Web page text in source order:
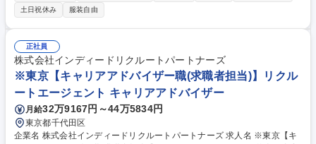
に担当いただきます。※担当領域は事前に相談の上決定 【RA】同じ領域
を担当する複数のコンサルタントとカバーしあいながら、協力・協調して
チームで人材サーチを行っていきます。仲間が集めた人材も含めてサーチ
することができる体制を作っています。【CA】各社人材DBでのスカウト
や独自のアライアンス先や人脈サーチでの獲得がメインです【特徴】年収
700万～2000万超のミドル・ハイクラス層をメインターゲットとして人材
紹介事業を展開しています。 募集職種 【消費財領域/人材コンサルタン
ト】リモートワーク◎柔軟な働き方/三井物産G
土日祝休み
服装自由
正社員
株式会社インディードリクルートパートナーズ
※東京【キャリアアドバイザー職(求職者担当)】リクル
ートエージェント キャリアアドバイザー
月給32万9167円～44万5834円
東京都千代田区
企業名 株式会社インディードリクルートパートナーズ 求人名 ※東京【キ